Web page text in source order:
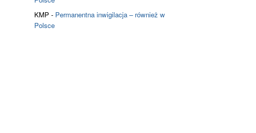
KMP- Permanentna inwigilacja – również w
Polsce